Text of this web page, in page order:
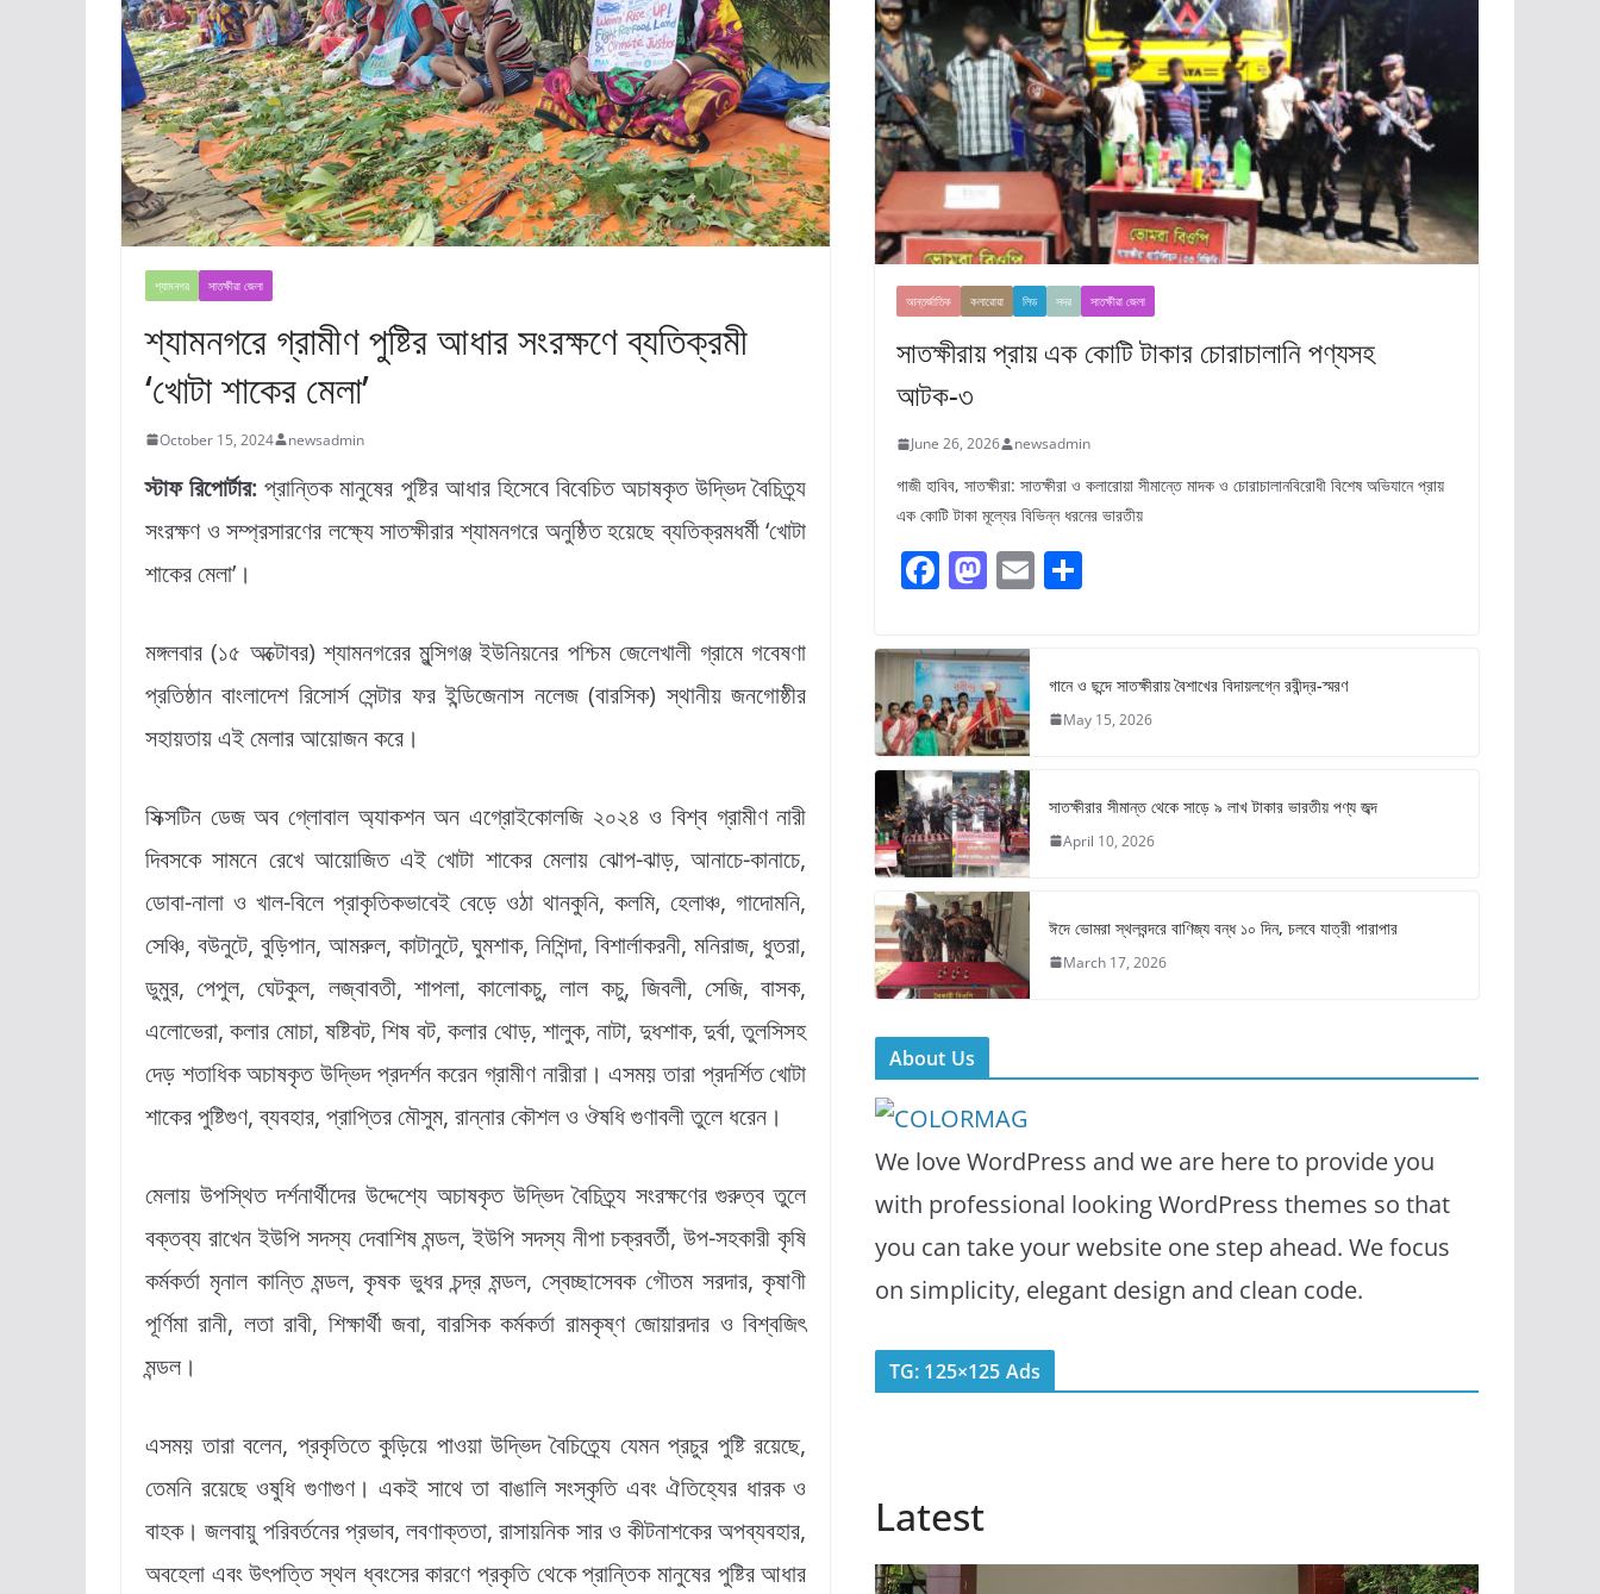
শ্যামনগর সাতক্ষীরা জেলা
শ্যামনগরে গ্রামীণ পুষ্টির আধার সংরক্ষণে ব্যতিক্রমী
‘খোটা শাকের মেলা’
October 15, 2024 newsadmin
স্টাফ রিপোর্টার: প্রান্তিক মানুষের পুষ্টির আধার হিসেবে বিবেচিত অচাষকৃত উদ্ভিদ বৈচিত্র্য
সংরক্ষণ ও সম্প্রসারণের লক্ষ্যে সাতক্ষীরার শ্যামনগরে অনুষ্ঠিত হয়েছে ব্যতিক্রমধর্মী ‘খোটা
শাকের মেলা’।
মঙ্গলবার (১৫ অক্টোবর) শ্যামনগরের মুন্সিগঞ্জ ইউনিয়নের পশ্চিম জেলেখালী গ্রামে গবেষণা
প্রতিষ্ঠান বাংলাদেশ রিসোর্স সেন্টার ফর ইন্ডিজেনাস নলেজ (বারসিক) স্থানীয় জনগোষ্ঠীর
সহায়তায় এই মেলার আয়োজন করে।
সিক্সটিন ডেজ অব গ্লোবাল অ্যাকশন অন এগ্রোইকোলজি ২০২৪ ও বিশ্ব গ্রামীণ নারী
দিবসকে সামনে রেখে আয়োজিত এই খোটা শাকের মেলায় ঝোপ-ঝাড়, আনাচে-কানাচে,
ডোবা-নালা ও খাল-বিলে প্রাকৃতিকভাবেই বেড়ে ওঠা থানকুনি, কলমি, হেলাঞ্চ, গাদোমনি,
সেঞ্চি, বউনুটে, বুড়িপান, আমরুল, কাটানুটে, ঘুমশাক, নিশিন্দা, বিশার্লাকরনী, মনিরাজ, ধুতরা,
ডুমুর, পেপুল, ঘেটকুল, লজ্বাবতী, শাপলা, কালোকচু, লাল কচু, জিবলী, সেজি, বাসক,
এলোভেরা, কলার মোচা, ষষ্টিবট, শিষ বট, কলার থোড়, শালুক, নাটা, দুধশাক, দুর্বা, তুলসিসহ
দেড় শতাধিক অচাষকৃত উদ্ভিদ প্রদর্শন করেন গ্রামীণ নারীরা। এসময় তারা প্রদর্শিত খোটা
শাকের পুষ্টিগুণ, ব্যবহার, প্রাপ্তির মৌসুম, রান্নার কৌশল ও ঔষধি গুণাবলী তুলে ধরেন।
মেলায় উপস্থিত দর্শনার্থীদের উদ্দেশ্যে অচাষকৃত উদ্ভিদ বৈচিত্র্য সংরক্ষণের গুরুত্ব তুলে
বক্তব্য রাখেন ইউপি সদস্য দেবাশিষ মন্ডল, ইউপি সদস্য নীপা চক্রবর্তী, উপ-সহকারী কৃষি
কর্মকর্তা মৃনাল কান্তি মন্ডল, কৃষক ভুধর চন্দ্র মন্ডল, স্বেচ্ছাসেবক গৌতম সরদার, কৃষাণী
পূর্ণিমা রানী, লতা রাবী, শিক্ষার্থী জবা, বারসিক কর্মকর্তা রামকৃষ্ণ জোয়ারদার ও বিশ্বজিৎ
মন্ডল।
এসময় তারা বলেন, প্রকৃতিতে কুড়িয়ে পাওয়া উদ্ভিদ বৈচিত্র্যে যেমন প্রচুর পুষ্টি রয়েছে,
তেমনি রয়েছে ওষুধি গুণাগুণ। একই সাথে তা বাঙালি সংস্কৃতি এবং ঐতিহ্যের ধারক ও
বাহক। জলবায়ু পরিবর্তনের প্রভাব, লবণাক্ততা, রাসায়নিক সার ও কীটনাশকের অপব্যবহার,
অবহেলা এবং উৎপত্তি স্থল ধ্বংসের কারণে প্রকৃতি থেকে প্রান্তিক মানুষের পুষ্টির আধার
আন্তর্জাতিক কলারোয়া লিড সদর সাতক্ষীরা জেলা
সাতক্ষীরায় প্রায় এক কোটি টাকার চোরাচালানি পণ্যসহ
আটক-৩
June 26, 2026 newsadmin
গাজী হাবিব, সাতক্ষীরা: সাতক্ষীরা ও কলারোয়া সীমান্তে মাদক ও চোরাচালানবিরোধী বিশেষ অভিযানে প্রায়
এক কোটি টাকা মূল্যের বিভিন্ন ধরনের ভারতীয়
F
c
e
b
o
o
k
M
st
o
d
o
n
E S
e
গানে ও ছন্দে সাতক্ষীরায় বৈশাখের বিদায়লগ্নে রবীন্দ্র-স্মরণ
May 15, 2026
সাতক্ষীরার সীমান্ত থেকে সাড়ে ৯ লাখ টাকার ভারতীয় পণ্য জব্দ
April 10, 2026
ঈদে ভোমরা স্থলবন্দরে বাণিজ্য বন্ধ ১০ দিন, চলবে যাত্রী পারাপার
March 17, 2026
About Us
We love WordPress and we are here to provide you
with professional looking WordPress themes so that
you can take your website one step ahead. We focus
on simplicity, elegant design and clean code.
TG: 125×125 Ads
Latest